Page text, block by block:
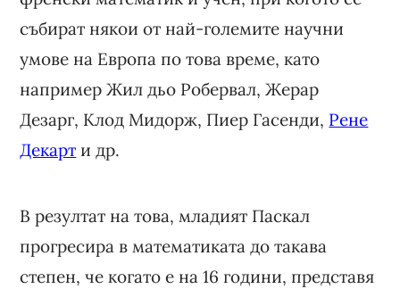
събират някои от най-големите научни
умове на Европа по това време, като
например Жил дьо Робервал, Жерар
Дезарг, Клод Мидорж, Пиер Гасенди, Рене
Декарт и др.
В резултат на това, младият Паскал
прогресира в математиката до такава
степен, че когато е на 16 години, представя